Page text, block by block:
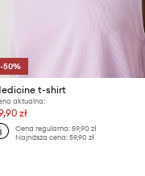
-50%
t-shirt
aktualna:
zł
Cena regularna: 59,90 zł
Najniższa cena: 59,90 zł